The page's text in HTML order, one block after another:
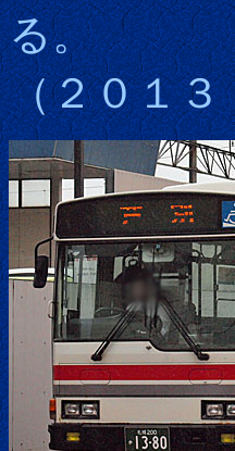
る。
（２０１